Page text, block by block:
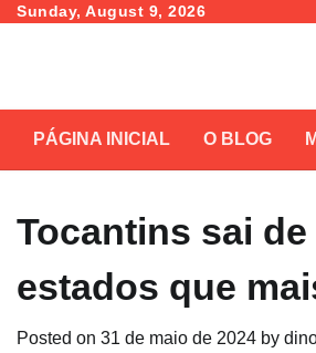
SkipSunday, August 9, 2026
PÁGINA INICIAL O BLOG
Tocantins sai de
estados que
Posted on 31 de maio de 2024 by